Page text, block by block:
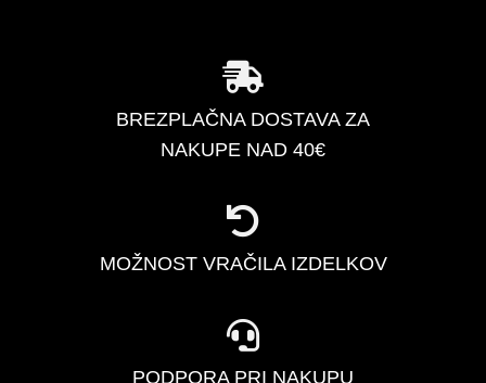
BREZPLAČNA DOSTAVA ZA
NAKUPE NAD 40€
MOŽNOST VRAČILA IZDELKOV
PODPORA PRI NAKUPU